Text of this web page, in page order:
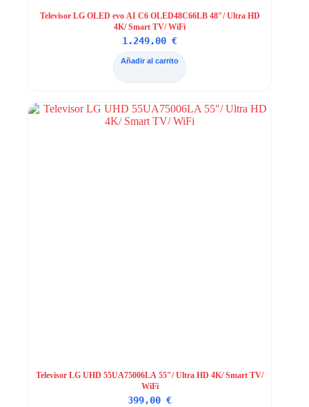
Televisor LG OLED evo AI C6 OLED48C66LB 48″/ Ultra HD
4K/ Smart TV/ WiFi
1.249,00€
Añadir al carrito
Televisor LG UHD 55UA75006LA 55″/ Ultra HD 4K/ Smart TV/
WiFi
399,00€